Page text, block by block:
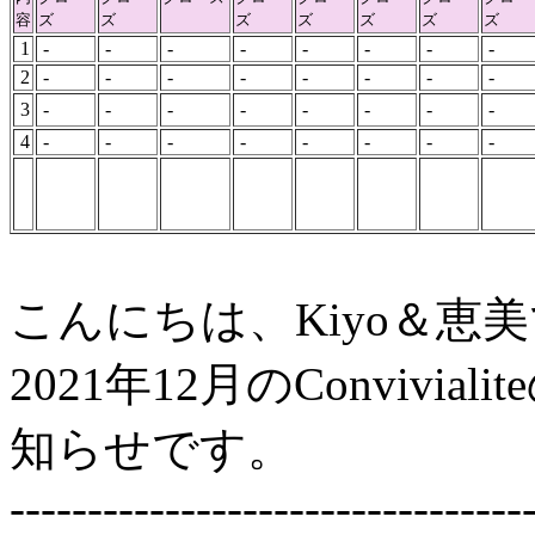
容 ズ
ズ
ズ
ズ
ズ
ズ
ズ
1 - - - - - - -
-
2
- - - - - - -
-
3
- - - - - - -
-
4
- - - - - - - -
こんにちは、Kiyo＆恵
2021年12月の
知らせです。